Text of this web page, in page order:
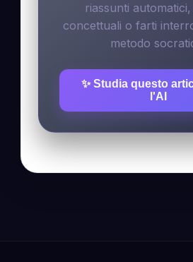
riassunti
concettuali o farti
metodo
✨ Studia questo
l'AI